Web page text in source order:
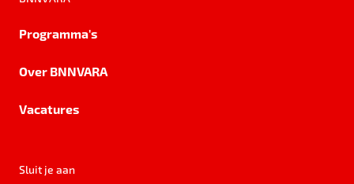
Programma's
Over BNNVARA
Vacatures
Sluit je aan